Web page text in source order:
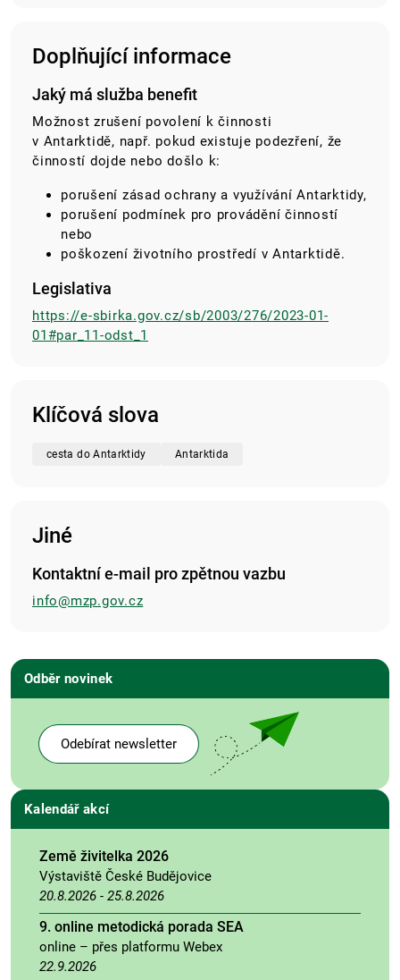
Doplňující informace
Jaký má služba benefit
Možnost zrušení povolení k činnosti
v Antarktidě, např. pokud existuje podezření, že
činností dojde nebo došlo k:
porušení zásad ochrany a využívání Antarktidy,
porušení podmínek pro provádění činností
nebo
poškození životního prostředí v Antarktidě.
Legislativa
https://e-sbirka.gov.cz/sb/2003/276/2023-01-
01#par_11-odst_1
Klíčová slova
cesta do Antarktidy Antarktida
Jiné
Kontaktní e-mail pro zpětnou vazbu
info@mzp.gov.cz
Odběr novinek
Odebírat newsletter
Kalendář akcí
Země živitelka 2026
Výstaviště České Budějovice
20.8.2026 - 25.8.2026
9. online metodická porada SEA
online – přes platformu Webex
22.9.2026